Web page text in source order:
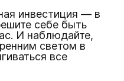
инвестиция — в
себе быть
И наблюдайте,
светом в
все